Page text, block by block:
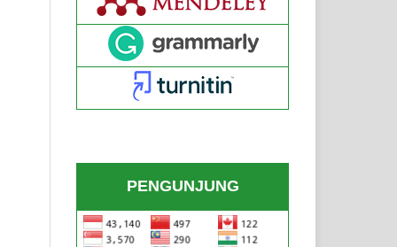
PENGUNJUNG